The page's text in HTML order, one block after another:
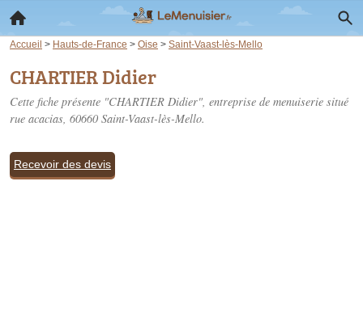
Accueil > Hauts-de-France > Oise > Saint-Vaast-lès-Mello
CHARTIER Didier
Cette fiche présente "CHARTIER Didier", entreprise de menuiserie situé
rue acacias, 60660 Saint-Vaast-lès-Mello.
Recevoir des devis